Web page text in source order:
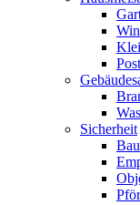
Sicherheit